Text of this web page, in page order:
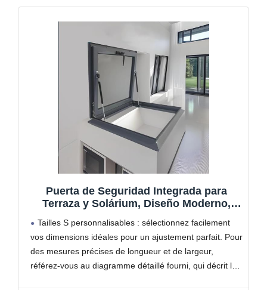
Puerta de Seguridad Integrada para
Terraza y Solárium, Diseño Moderno,
Aumentar la Circulación de Aire
Tailles S personnalisables : sélectionnez facilement
vos dimensions idéales pour un ajustement parfait. Pour
des mesures précises de longueur et de largeur,
référez-vous au diagramme détaillé fourni, qui décrit les